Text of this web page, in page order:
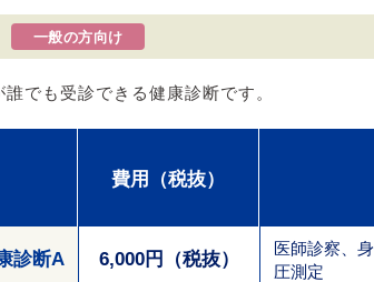
一般の方向け
でも受診できる健康診断です。
費用（税抜）
診断A 6,000円（税抜）
医師診察、
圧測定